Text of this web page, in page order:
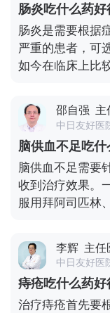
肠炎吃什么药好
肠炎是需要根据
严重的患者，可
如今在临床上比
缓解，不过只能
生很大副作用。
病具有着很强的
病情可进行抗感
邵自强 主
中日友好医
脑供血不足吃
脑供血不足需要
收到治疗效果。
服用拜阿司匹林
治疗，通常会给
法林、达比加群
物为辛伐他汀、
也可以采用中西
李辉 主任
中日友好医
痔疮吃什么药好
治疗痔疮首先要